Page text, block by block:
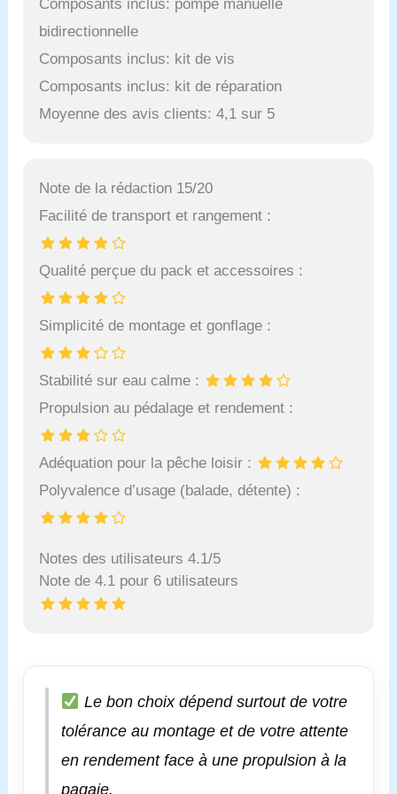
Composants inclus: pompe manuelle
bidirectionnelle
Composants inclus: kit de vis
Composants inclus: kit de réparation
Moyenne des avis clients: 4,1 sur 5
Note de la rédaction 15/20
Facilité de transport et rangement :
Qualité perçue du pack et accessoires :
Simplicité de montage et gonflage :
Stabilité sur eau calme :
Propulsion au pédalage et rendement :
Adéquation pour la pêche loisir :
Polyvalence d’usage (balade, détente) :
Notes des utilisateurs 4.1/5
Note de 4.1 pour 6 utilisateurs
Le bon choix dépend surtout de votre
tolérance au montage et de votre attente
en rendement face à une propulsion à la
pagaie.